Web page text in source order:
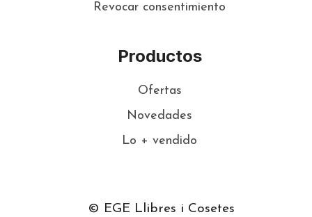
Revocar consentimiento
Productos
Ofertas
Novedades
Lo + vendido
© EGE Llibres i Cosetes